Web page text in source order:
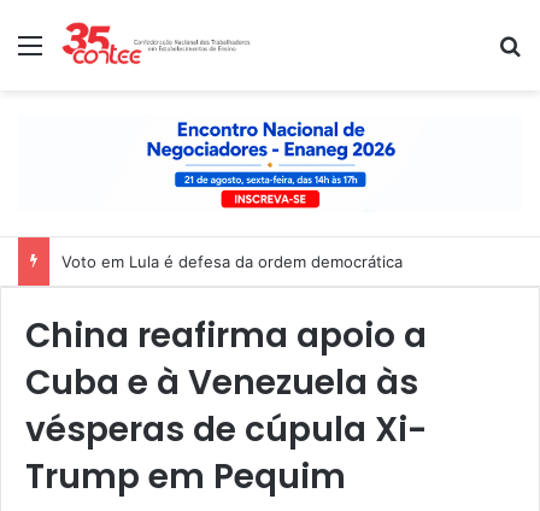
Menu
Voto em Lula é defesa da ordem democrática
China reafirma apoio a
Cuba e à Venezuela às
vésperas de cúpula Xi-
Trump em Pequim